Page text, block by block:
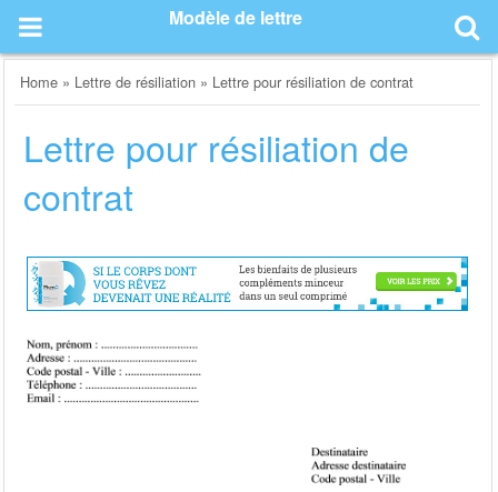
content
Modèle de lettre
Home » Lettre de résiliation » Lettre pour résiliation de contrat
Lettre pour résiliation de
contrat